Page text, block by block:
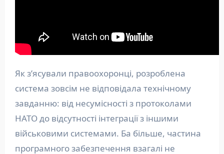
Як з’ясували правоохоронці, розроблена
система зовсім не відповідала технічному
завданню: від несумісності з протоколами
НАТО до відсутності інтеграції з іншими
військовими системами. Ба більше, частина
програмного забезпечення взагалі не